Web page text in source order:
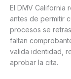
El DMV California
antes de permitir
procesos se
faltan
valida identidad,
aprobar la cita.